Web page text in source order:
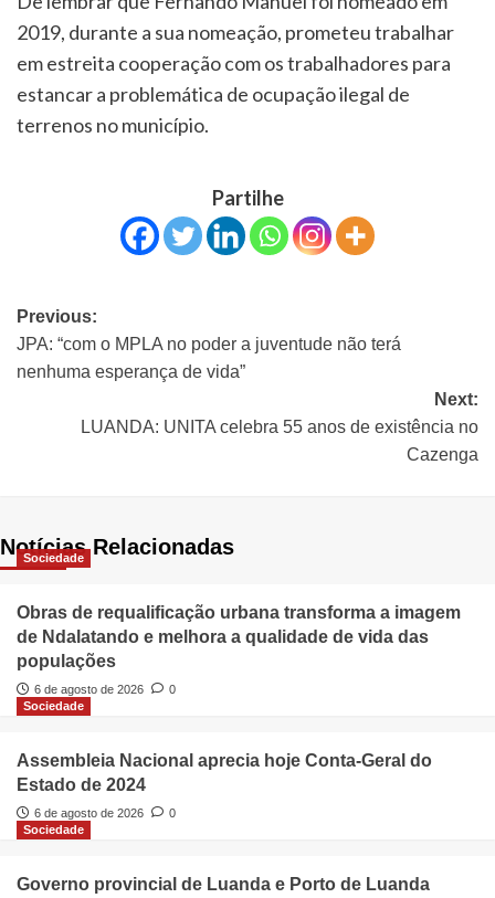
2019, durante a sua nomeação, prometeu trabalhar
em estreita cooperação com os trabalhadores para
estancar a problemática de ocupação ilegal de
terrenos no município.
Partilhe
Previous:
JPA: “com o MPLA no poder a juventude não terá
nenhuma esperança de vida”
Next:
LUANDA: UNITA celebra 55 anos de existência no
Cazenga
Notícias Relacionadas
Sociedade
Obras de requalificação urbana transforma a imagem
de Ndalatando e melhora a qualidade de vida das
populações
6 de agosto de 2026
0
Sociedade
Assembleia Nacional aprecia hoje Conta-Geral do
Estado de 2024
6 de agosto de 2026
0
Sociedade
Governo provincial de Luanda e Porto de Luanda